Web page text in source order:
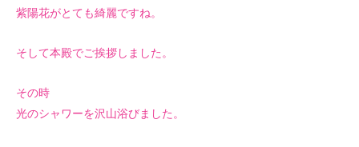
紫陽花がとても綺麗ですね。
そして本殿でご挨拶しました。
その時
光のシャワーを沢山浴びました。